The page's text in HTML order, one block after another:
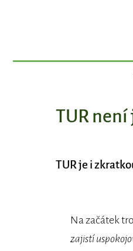
TUR není
TUR je i
Na začátek
zajistí